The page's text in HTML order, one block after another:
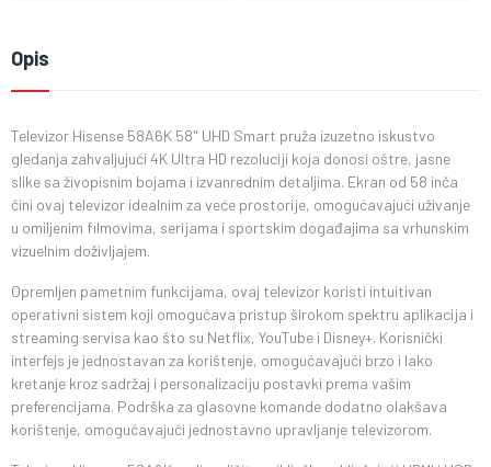
Opis
Televizor Hisense 58A6K 58" UHD Smart pruža izuzetno iskustvo
gledanja zahvaljujući 4K Ultra HD rezoluciji koja donosi oštre, jasne
slike sa živopisnim bojama i izvanrednim detaljima. Ekran od 58 inča
čini ovaj televizor idealnim za veće prostorije, omogućavajući uživanje
u omiljenim filmovima, serijama i sportskim događajima sa vrhunskim
vizuelnim doživljajem.
Opremljen pametnim funkcijama, ovaj televizor koristi intuitivan
operativni sistem koji omogućava pristup širokom spektru aplikacija i
streaming servisa kao što su Netflix, YouTube i Disney+. Korisnički
interfejs je jednostavan za korištenje, omogućavajući brzo i lako
kretanje kroz sadržaj i personalizaciju postavki prema vašim
preferencijama. Podrška za glasovne komande dodatno olakšava
korištenje, omogućavajući jednostavno upravljanje televizorom.